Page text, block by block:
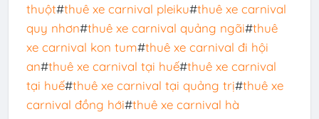
thuột#thuê xe carnival pleiku#thuê xe carnival
quy nhơn#thuê xe carnival quảng ngãi#thuê
xe carnival kon tum#thuê xe carnival đi hội
an#thuê xe carnival tại huế#thuê xe carnival
tại huế#thuê xe carnival tại quảng trị#thuê xe
carnival đồng hới#thuê xe carnival hà